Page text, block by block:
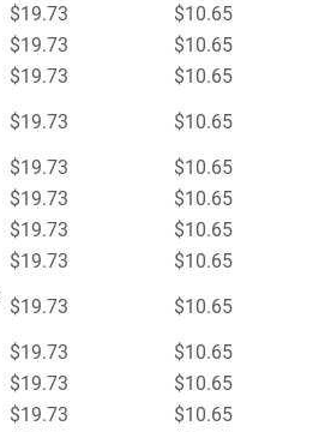
$19.73
$10.65
$19.73
$10.65
$19.73
$10.65
$19.73
$10.65
$19.73
$10.65
$19.73
$10.65
$19.73
$10.65
$19.73
$10.65
$19.73
$10.65
$19.73
$10.65
$19.73
$10.65
$19.73
$10.65